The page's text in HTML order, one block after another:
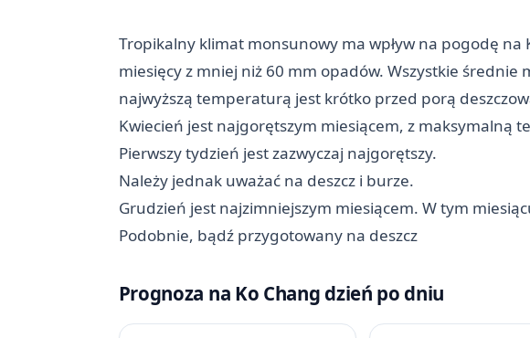
Tropikalny klimat monsunowy ma wpływ na pogodę
miesięcy z mniej niż 60 mm opadów. Wszystkie
najwyższą temperaturą jest krótko przed porą
Kwiecień jest najgorętszym miesiącem, z maksymalną
Pierwszy tydzień jest zazwyczaj najgorętszy.
Należy jednak uważać na deszcz i burze.
Grudzień jest najzimniejszym miesiącem. W tym
Podobnie, bądź przygotowany na deszcz
Prognoza na Ko Chang dzień po dniu